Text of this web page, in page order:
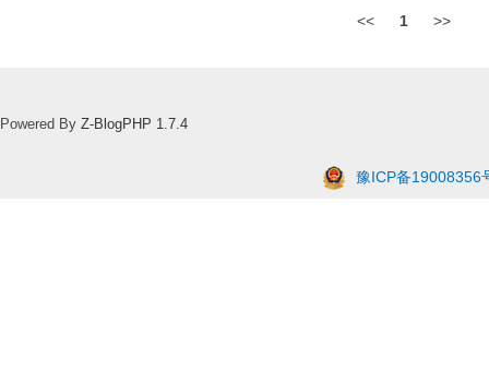
<< 1 >>
Powered By Z-BlogPHP 1.7.4
豫ICP备19008356